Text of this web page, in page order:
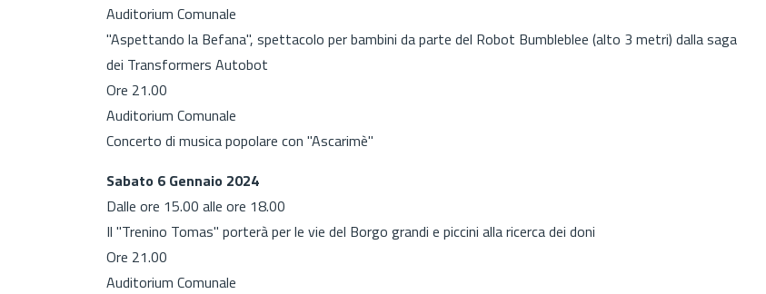
Auditorium Comunale
"Aspettando la Befana", spettacolo per bambini da parte del Robot Bumbleblee (alto 3 metri) dalla saga
dei Transformers Autobot
Ore 21.00
Auditorium Comunale
Concerto di musica popolare con "Ascarimè"
Sabato 6 Gennaio 2024
Dalle ore 15.00 alle ore 18.00
Il "Trenino Tomas" porterà per le vie del Borgo grandi e piccini alla ricerca dei doni
Ore 21.00
Auditorium Comunale